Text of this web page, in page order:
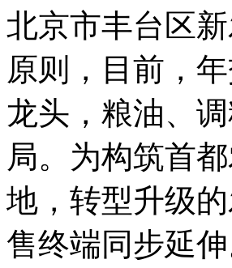
北京市丰台区
原则，目前，
龙头，粮油、
局。为构筑首
地，转型升级
售终端同步延